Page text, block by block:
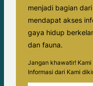
menjadi bagian
mendapat akses
gaya hidup
dan fauna.
Jangan khawatir!
Informasi dari Kami